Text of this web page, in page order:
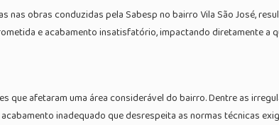
obras conduzidas pela Sabesp no bairro Vila São José,
e acabamento insatisfatório, impactando diretamente
que afetaram uma área considerável do bairro. Dentre as
inadequado que desrespeita as normas técnicas